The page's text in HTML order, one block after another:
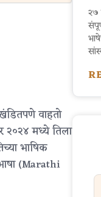
वाहतो
२०२४ मध्ये तिला
भाषिक
(Marathi
२७